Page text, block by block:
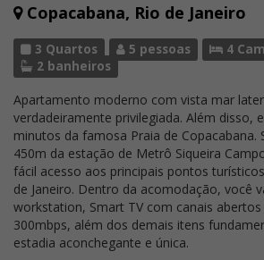
Copacabana, Rio de Janeiro
3 Quartos 5 pessoas
4
2 banheiros
Apartamento moderno com vista mar
verdadeiramente privilegiada. Além disso,
minutos da famosa Praia de Copacabana.
450m da estação de Metrô Siqueira
fácil acesso aos principais pontos
de Janeiro. Dentro da acomodação, você
workstation, Smart TV com canais
300mbps, além dos demais itens
estadia aconchegante e única.